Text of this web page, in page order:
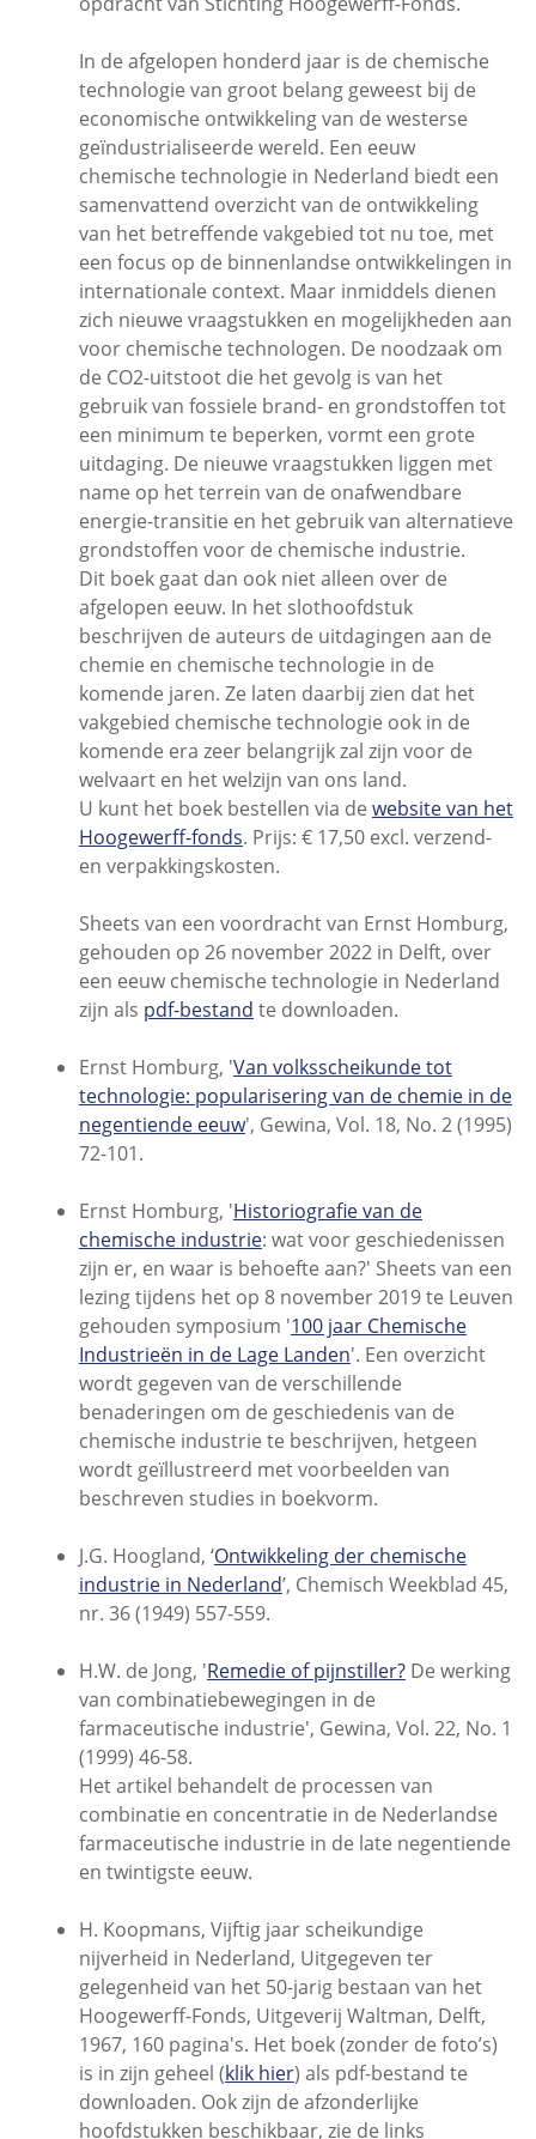
In de afgelopen honderd jaar is de chemische
technologie van groot belang geweest bij de
economische ontwikkeling van de westerse
geïndustrialiseerde wereld. Een eeuw
chemische technologie in Nederland biedt een
samenvattend overzicht van de ontwikkeling
van het betreffende vakgebied tot nu toe, met
een focus op de binnenlandse ontwikkelingen in
internationale context. Maar inmiddels dienen
zich nieuwe vraagstukken en mogelijkheden aan
voor chemische technologen. De noodzaak om
de CO2-uitstoot die het gevolg is van het
gebruik van fossiele brand- en grondstoffen tot
een minimum te beperken, vormt een grote
uitdaging. De nieuwe vraagstukken liggen met
name op het terrein van de onafwendbare
energie-transitie en het gebruik van alternatieve
grondstoffen voor de chemische industrie.
Dit boek gaat dan ook niet alleen over de
afgelopen eeuw. In het slothoofdstuk
beschrijven de auteurs de uitdagingen aan de
chemie en chemische technologie in de
komende jaren. Ze laten daarbij zien dat het
vakgebied chemische technologie ook in de
komende era zeer belangrijk zal zijn voor de
welvaart en het welzijn van ons land.
U kunt het boek bestellen via de website van het
Hoogewerff-fonds. Prijs: € 17,50 excl. verzend-
en verpakkingskosten.
Sheets van een voordracht van Ernst Homburg,
gehouden op 26 november 2022 in Delft, over
een eeuw chemische technologie in Nederland
zijn als pdf-bestand te downloaden.
Ernst Homburg, 'Van volksscheikunde tot
technologie: popularisering van de chemie in de
negentiende eeuw', Gewina, Vol. 18, No. 2 (1995)
72-101.
Ernst Homburg, 'Historiografie van de
chemische industrie: wat voor geschiedenissen
zijn er, en waar is behoefte aan?' Sheets van een
lezing tijdens het op 8 november 2019 te Leuven
gehouden symposium '100 jaar Chemische
Industrieën in de Lage Landen'. Een overzicht
wordt gegeven van de verschillende
benaderingen om de geschiedenis van de
chemische industrie te beschrijven, hetgeen
wordt geïllustreerd met voorbeelden van
beschreven studies in boekvorm.
J.G. Hoogland, ‘Ontwikkeling der chemische
industrie in Nederland’, Chemisch Weekblad 45,
nr. 36 (1949) 557-559.
H.W. de Jong, 'Remedie of pijnstiller?De werking
van combinatiebewegingen in de
farmaceutische industrie', Gewina, Vol. 22, No. 1
(1999) 46-58.
Het artikel behandelt de processen van
combinatie en concentratie in de Nederlandse
farmaceutische industrie in de late negentiende
en twintigste eeuw.
H. Koopmans, Vijftig jaar scheikundige
nijverheid in Nederland, Uitgegeven ter
gelegenheid van het 50-jarig bestaan van het
Hoogewerff-Fonds, Uitgeverij Waltman, Delft,
1967, 160 pagina's. Het boek (zonder de foto’s)
is in zijn geheel (klik hier) als pdf-bestand te
downloaden. Ook zijn de afzonderlijke
hoofdstukken beschikbaar, zie de links